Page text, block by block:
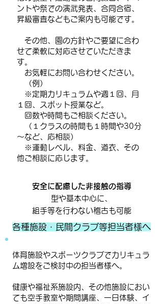
ントや祭での演武発表、合同合宿、
昇級審査などもご案内も可能です。
その他、園の方針やご要望に合わ
せて柔軟に対応させていただきま
す。
お気軽にお問い合わせください。
（例）
※ 定期カリキュラムや週１回、月
１回、スポット授業など。
回数や時間もご相談ください。
（１クラスの時間も１時間や30分
～など、応相談）
※運動レベル、料金、道衣、その
他ご相談に応じます。
安全に配慮した非接触の指導
型や基本中心に、
組手等を行わない稽古も可能
各種施設・民間クラブ等担当者様へ
体育施設やスポーツクラブでカリキュラ
ム増設をご検討中の担当者様へ。
健康や福祉系施設内、その他施設におい
ても空手教室や期間講座、一日体験、イ